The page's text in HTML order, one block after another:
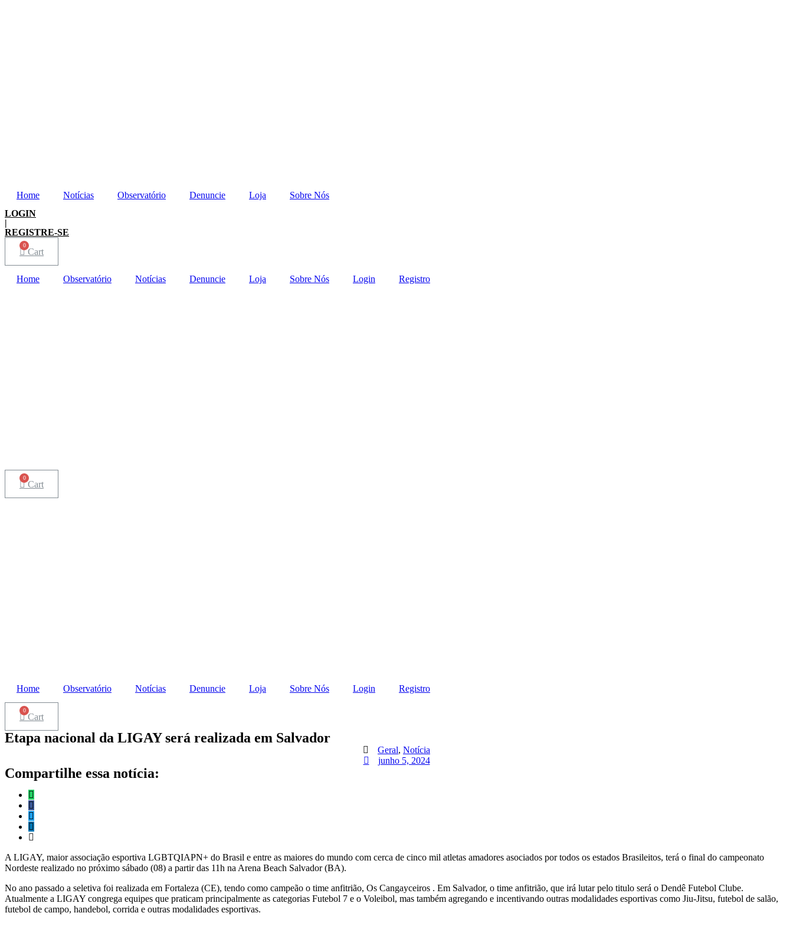
Home Notícias Observatório Denuncie Loja
Sobre Nós
LOGIN
|
REGISTRE-SE
Cart
Home Observatório Notícias Denuncie Loja Sobre Nós Login Registro
Cart
Home Observatório Notícias Denuncie Loja Sobre Nós Login Registro
Cart
Etapa nacional da LIGAY será realizada em Salvador
Geral, Notícia
junho 5, 2024
Compartilhe essa notícia:
A LIGAY, maior associação esportiva LGBTQIAPN+ do Brasil e entre as maiores do mundo com cerca de cinco mil atletas amadores asociados por todos os estados Brasileitos, terá o final do campeonato
Nordeste realizado no próximo sábado (08) a partir das 11h na Arena Beach Salvador (BA).
No ano passado a seletiva foi realizada em Fortaleza (CE), tendo como campeão o time anfitrião, Os Cangayceiros . Em Salvador, o time anfitrião, que irá lutar pelo titulo será o Dendê Futebol Clube.
Atualmente a LIGAY congrega equipes que praticam principalmente as categorias Futebol 7 e o Voleibol, mas também agregando e incentivando outras modalidades esportivas como Jiu-Jitsu, futebol de salão,
futebol de campo, handebol, corrida e outras modalidades esportivas.